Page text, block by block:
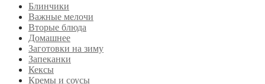
Блинчики
Важные мелочи
Вторые блюда
Домашнее
Заготовки на зиму
Запеканки
Кексы
Кремы и соусы